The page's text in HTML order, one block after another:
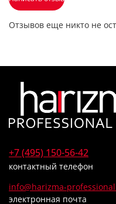
Отзывов еще никто не
+7 (495) 150-56-42
контактный телефон
info@harizma-
электронная почта